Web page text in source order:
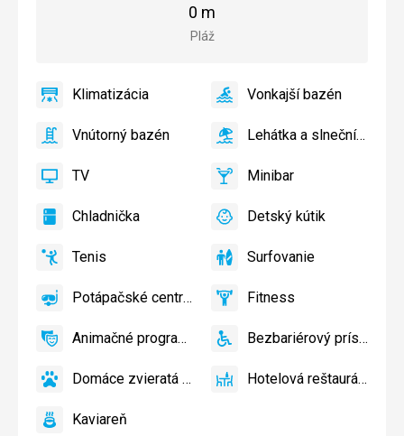
pláže
Pláž
0 m
Klimatizácia
Klimatizácia
áno
VonkajšíVonkajší bazén
áno
Vnútorný
Vnútorný bazén
áno
Lehátka
slnečníky
bazéne
Lehátka a slnečníky pri bazéne zadarmo
áno
TV TV
áno
Minibar,Minibar
áno
Chladnička
Chladnička
áno
Detský
Detské
Detský
Detský kútik
áno
Tenis,Tenis
áno Surfovanie
Surfovanie
áno
Potápačské
Potápačské centrum
áno FitnessFitness
áno
Animačné
Animačné programy
áno
Bezbariérový
Bezbariérový prístup
áno
Domáce
povolené
Domáce zvieratá povolené
áno
Hotelová
Hotelová reštaurácia
áno
KaviareňKaviareň
áno